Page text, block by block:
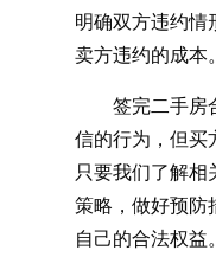
明确双方违约情
卖方违约的成本。
签完二手房
信的行为，但买
只要我们了解
策略，做好预防
自己的合法权益